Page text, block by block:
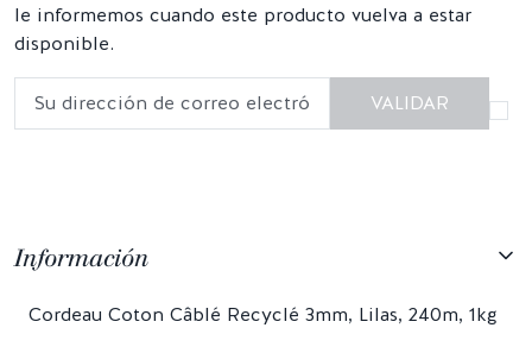
le informemos cuando este producto vuelva a estar
disponible.
VALIDAR
Información
Cordeau Coton Câblé Recyclé 3mm, Lilas, 240m, 1kg